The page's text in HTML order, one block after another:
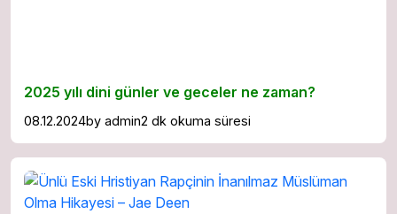
2025 yılı dini günler ve geceler ne zaman?
08.12.2024by admin2 dk okuma süresi